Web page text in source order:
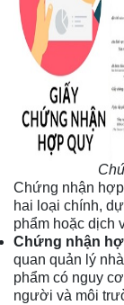
Chứng nhận
hai loại chính,
phẩm hoặc dịch
Chứng nhận
quan quản lý
phẩm có nguy
người và môi